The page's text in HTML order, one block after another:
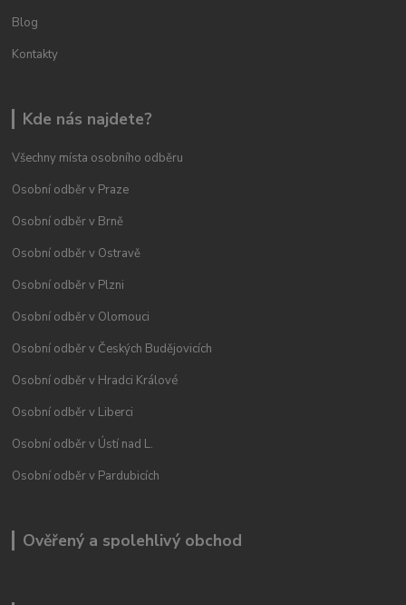
Blog
Kontakty
Kde nás najdete?
Všechny místa osobního odběru
Osobní odběr v Praze
Osobní odběr v Brně
Osobní odběr v Ostravě
Osobní odběr v Plzni
Osobní odběr v Olomouci
Osobní odběr v Českých Budějovicích
Osobní odběr v Hradci Králové
Osobní odběr v Liberci
Osobní odběr v Ústí nad L.
Osobní odběr v Pardubicích
Ověřený a spolehlivý obchod